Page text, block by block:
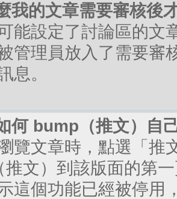
我的文章需要審核後
能設定了討論區的文
管理員放入了需要審
息。
何 bump（推文）自
覽文章時，點選「推
推文）到該版面的第
這個功能已經被停用